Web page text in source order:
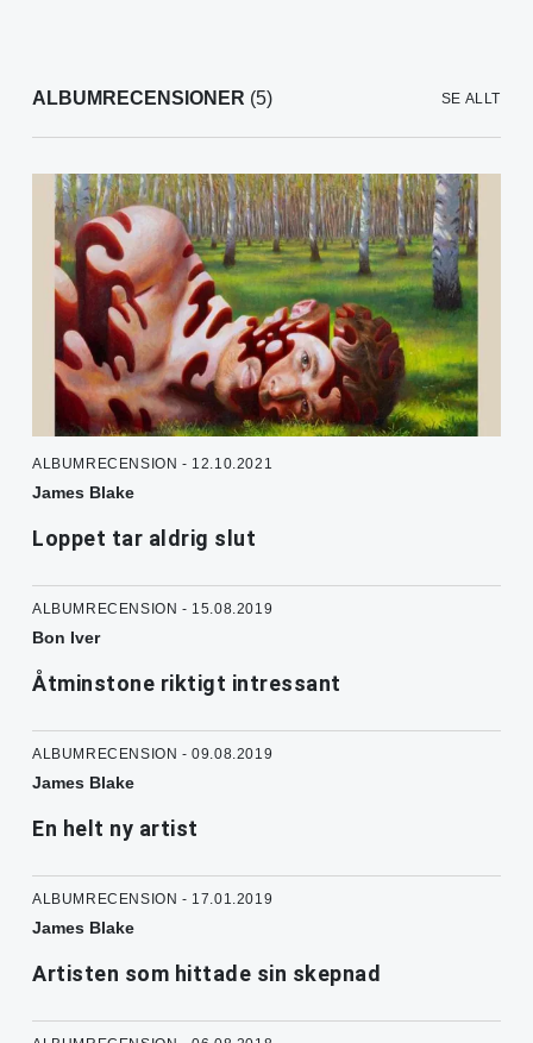
ALBUMRECENSIONER (5) SE ALLT
ALBUMRECENSION - 12.10.2021
James Blake
Loppet tar aldrig slut
ALBUMRECENSION - 15.08.2019
Bon Iver
Åtminstone riktigt intressant
ALBUMRECENSION - 09.08.2019
James Blake
En helt ny artist
ALBUMRECENSION - 17.01.2019
James Blake
Artisten som hittade sin skepnad